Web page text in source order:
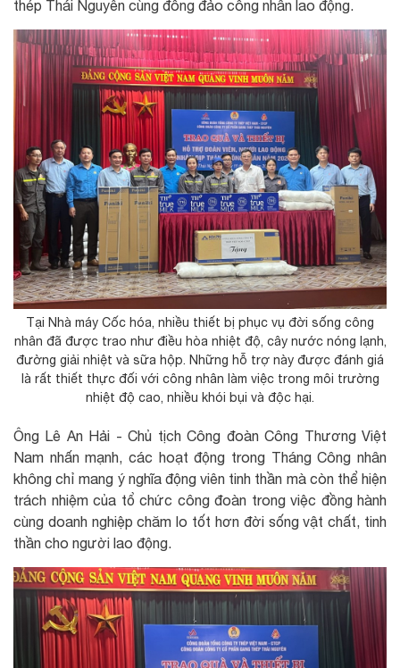
thép Thái Nguyên cùng đông đảo công nhân lao động.
Tại Nhà máy Cốc hóa, nhiều thiết bị phục vụ đời sống công
nhân đã được trao như điều hòa nhiệt độ, cây nước nóng lạnh,
đường giải nhiệt và sữa hộp. Những hỗ trợ này được đánh giá
là rất thiết thực đối với công nhân làm việc trong môi trường
nhiệt độ cao, nhiều khói bụi và độc hại.
Ông Lê An Hải - Chủ tịch Công đoàn Công Thương Việt
Nam nhấn mạnh, các hoạt động trong Tháng Công nhân
không chỉ mang ý nghĩa động viên tinh thần mà còn thể hiện
trách nhiệm của tổ chức công đoàn trong việc đồng hành
cùng doanh nghiệp chăm lo tốt hơn đời sống vật chất, tinh
thần cho người lao động.